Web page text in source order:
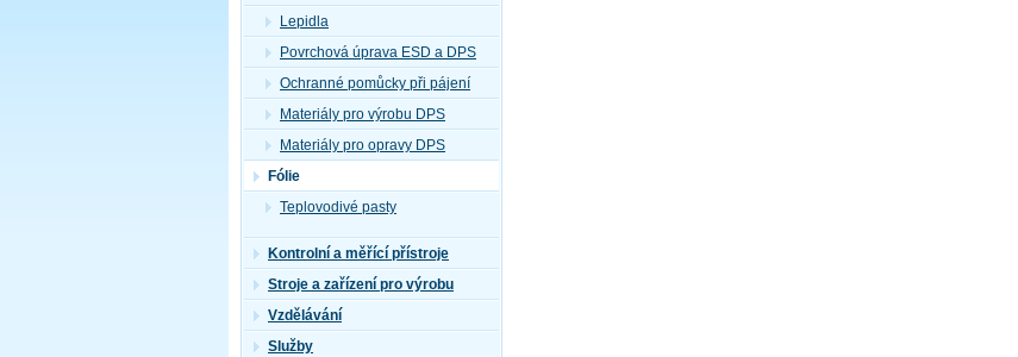
Lepidla
Povrchová úprava ESD a DPS
Ochranné pomůcky při pájení
Materiály pro výrobu DPS
Materiály pro opravy DPS
Fólie
Teplovodivé pasty
Kontrolní a měřící přístroje
Stroje a zařízení pro výrobu
Vzdělávání
Služby